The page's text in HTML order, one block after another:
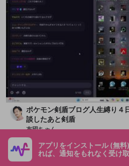
ポケモン剣盾ブログ人生縛り
談したあと剣盾
布団ちゃん
メンバー
アプリをインストール (無
れば、通知をもれなく受け